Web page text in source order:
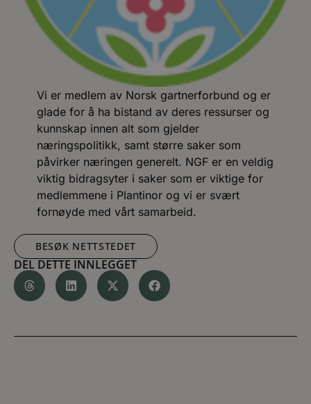
Vi er medlem av Norsk gartnerforbund og er
glade for å ha bistand av deres ressurser og
kunnskap innen alt som gjelder
næringspolitikk, samt større saker som
påvirker næringen generelt. NGF er en veldig
viktig bidragsyter i saker som er viktige for
medlemmene i Plantinor og vi er svært
fornøyde med vårt samarbeid.
BESØK NETTSTEDET
DEL DETTE INNLEGGET